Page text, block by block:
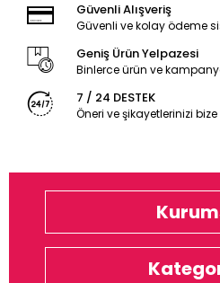
Güvenli Alışveriş
Güvenli ve kolay ödeme
Geniş Ürün Yelpazesi
Binlerce ürün ve
7 / 24 DESTEK
Öneri ve şikayetlerinizi